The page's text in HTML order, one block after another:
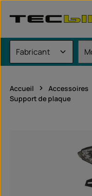
Accueil Accessoires
Support de plaque